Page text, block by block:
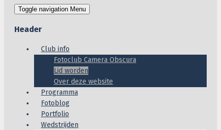
Toggle navigation Menu
Header
Club info
Fotoclub Camera Obscura
Lid worden
Over deze website
Programma
Fotoblog
Portfolio
Wedstrijden